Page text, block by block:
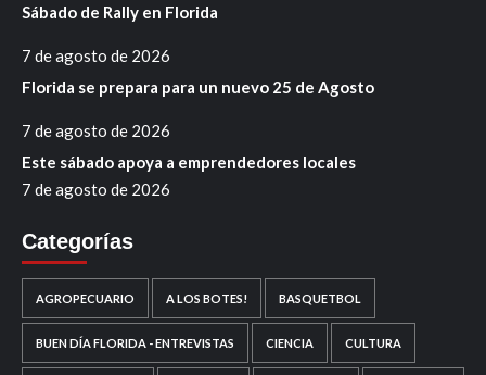
Sábado de Rally en Florida
7 de agosto de 2026
Florida se prepara para un nuevo 25 de Agosto
7 de agosto de 2026
Este sábado apoya a emprendedores locales
7 de agosto de 2026
Categorías
AGROPECUARIO A LOS BOTES! BASQUETBOL
BUEN DÍA FLORIDA - ENTREVISTAS CIENCIA CULTURA